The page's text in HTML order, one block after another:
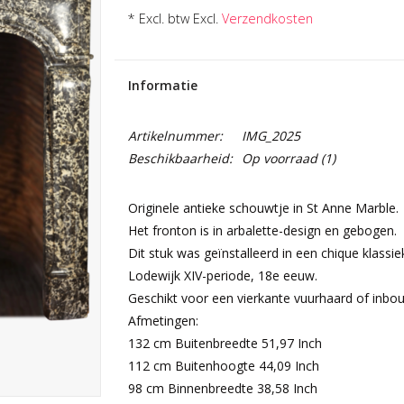
* Excl. btw Excl. Verzendkosten
Informatie
Artikelnummer:
IMG_2025
Beschikbaarheid:
Op voorraad(1)
Originele antieke schouwtje in St Anne Marble.
Het fronton is in arbalette-design en gebogen.
Dit stuk was geïnstalleerd in een chique
Lodewijk XIV-periode, 18e eeuw.
Geschikt voor een vierkante vuurhaard of
Afmetingen:
132 cm Buitenbreedte 51,97 Inch
112 cm Buitenhoogte 44,09 Inch
98 cm Binnenbreedte 38,58 Inch